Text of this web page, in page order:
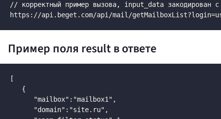
// корректный пример вызова, input_data закодирован
https://api.beget.com/api/mail/
Пример поля result в ответе
[
   {
      "mailbox":"mailbox1",
      "domain":"site.ru",